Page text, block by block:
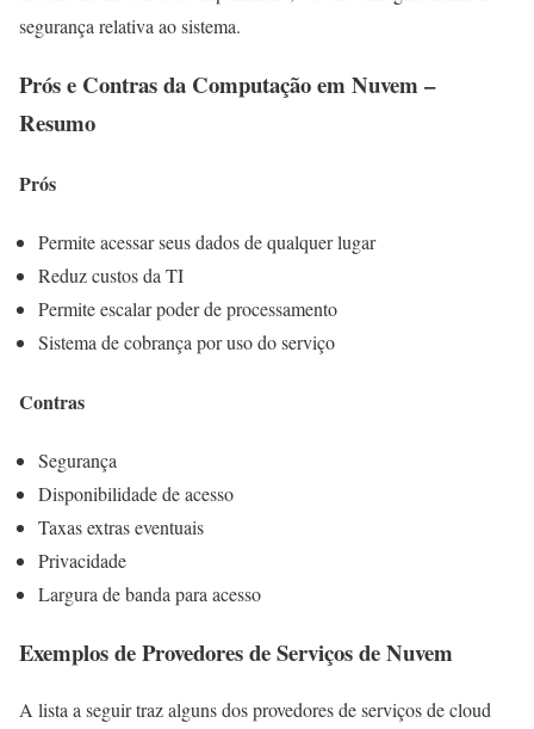
segurança relativa ao sistema.
Prós e Contras da Computação em Nuvem –
Resumo
Prós
Permite acessar seus dados de qualquer lugar
Reduz custos da TI
Permite escalar poder de processamento
Sistema de cobrança por uso do serviço
Contras
Segurança
Disponibilidade de acesso
Taxas extras eventuais
Privacidade
Largura de banda para acesso
Exemplos de Provedores de Serviços de Nuvem
A lista a seguir traz alguns dos provedores de serviços de cloud